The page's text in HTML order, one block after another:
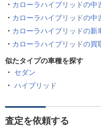
カローラハイブリッドの中
カローラハイブリッドの中
カローラハイブリッドの新
カローラハイブリッドの買
似たタイプの車種を探す
セダン
ハイブリッド
査定を依頼する